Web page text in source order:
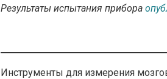
Результаты испытания прибора
Инструменты для измерения